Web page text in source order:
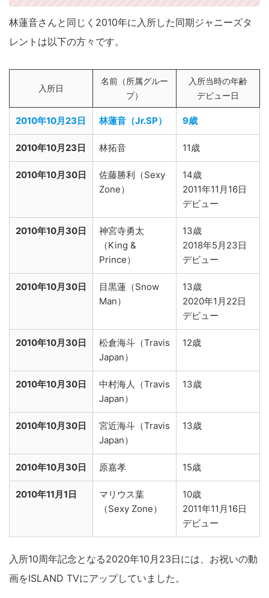
林蓮音さんと同じく2010年に入所した同期ジャニーズタ
レントは以下の方々です。
入所日
名前（所属グルー
プ）
入所当時の年齢
デビュー日
2010年10月23日 林蓮音（Jr.SP） 9歳
2010年10月23日 林拓音 11歳
2010年10月30日
佐藤勝利（Sexy
Zone）
14歳
2011年11月16日
デビュー
2010年10月30日
神宮寺勇太
（King &
Prince）
13歳
2018年5月23日
デビュー
2010年10月30日
目黒蓮（Snow
Man）
13歳
2020年1月22日
デビュー
2010年10月30日
松倉海斗（Travis
Japan）
12歳
2010年10月30日
中村海人（Travis
Japan）
13歳
2010年10月30日
宮近海斗（Travis
Japan）
13歳
2010年10月30日 原嘉孝 15歳
2010年11月1日
マリウス葉
（Sexy Zone）
10歳
2011年11月16日
デビュー
入所10周年記念となる2020年10月23日には、お祝いの動
画をISLAND TVにアップしていました。